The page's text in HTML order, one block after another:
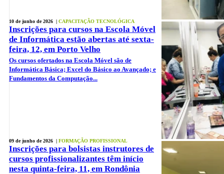
10 de junho de 2026 | CAPACITAÇÃO TECNOLÓGICA
Inscrições para cursos na Escola Móvel
de Informática estão abertas até sexta-
feira, 12, em Porto Velho
Os cursos ofertados na Escola Móvel são de
Informática Básica; Excel do Básico ao Avançado; e
Fundamentos da Computação...
09 de junho de 2026 | FORMAÇÃO PROFISSIONAL
Inscrições para bolsistas instrutores de
cursos profissionalizantes têm início
nesta quinta-feira, 11, em Rondônia